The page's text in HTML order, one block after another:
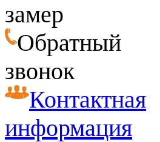
замер
Обратный
звонок
Контактная
информация